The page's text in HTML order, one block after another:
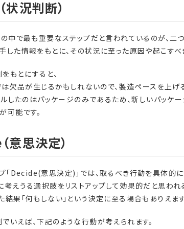
況判断）
中で最も重要なステップだと言われているのが、二
した情報をもとに、その状況に至った原因や起こす
もとにすると、
欠品が生じるかもしれないので、製造ペースを上げ
したのはパッケージのみであるため、新しいパッケ
可能です。
意思決定）
プ「Decide(意思決定)」では、取るべき行動を具体的
考えうる選択肢をリストアップして効果的だと思われ
結果「何もしない」という決定に至る場合もありえます
いえば、下記のような行動が考えられます。